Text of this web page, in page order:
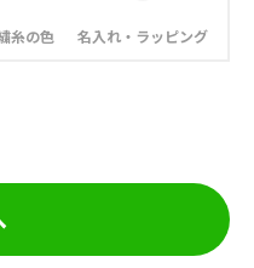
糸の色 名入れ・ラッピング